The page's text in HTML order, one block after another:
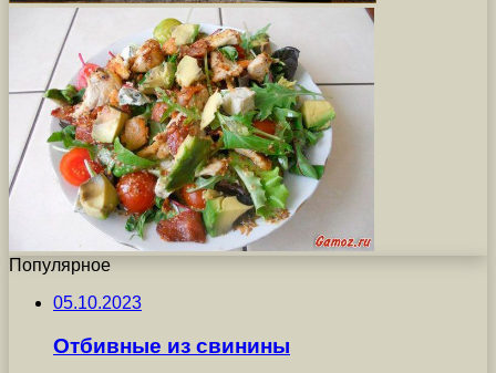
Популярное
05.10.2023
Отбивные из свинины